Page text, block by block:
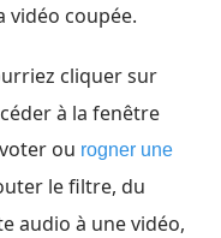
vidéo coupée.
cliquer sur
à la fenêtre
ou rogner une
le filtre, du
audio à une vidéo,